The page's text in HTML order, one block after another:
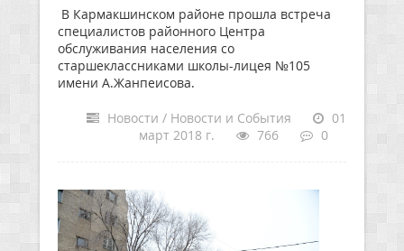
В Кармакшинском районе прошла встреча
специалистов районного Центра
обслуживания населения со
старшеклассниками школы-лицея №105
имени А.Жанпеисова.
Новости / Новости и События
01
март 2018 г.
766 0